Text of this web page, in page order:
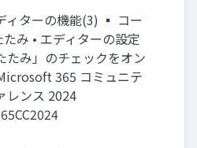
ィターの機能(3) ▪ コー
たみ • エディターの設定
み」のチェックをオン
365 コミュニテ
レンス 2024